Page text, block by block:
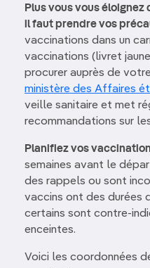
Plus vous vous
il faut prendre vos
vaccinations dans un
vaccinations (livret
procurer auprès de
ministère des Affaires
veille sanitaire et met
recommandations sur
Planifiez vos
semaines avant le
des rappels ou sont
vaccins ont des durées
certains sont contre-
enceintes.
Voici les coordonnées